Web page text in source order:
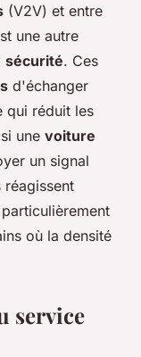
(V2V) et entre
une autre
sécurité. Ces
d'échanger
qui réduit les
une voiture
un signal
où la densité
service